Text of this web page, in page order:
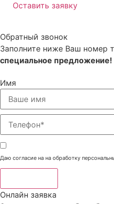
Оставить заявку
Обратный звонок
Заполните ниже Ваш номер
специальное предложение!
Имя
Даю согласие на на обработку
Онлайн заявка